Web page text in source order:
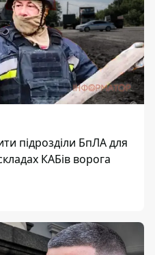
підрозділи БпЛА для
КАБів ворога